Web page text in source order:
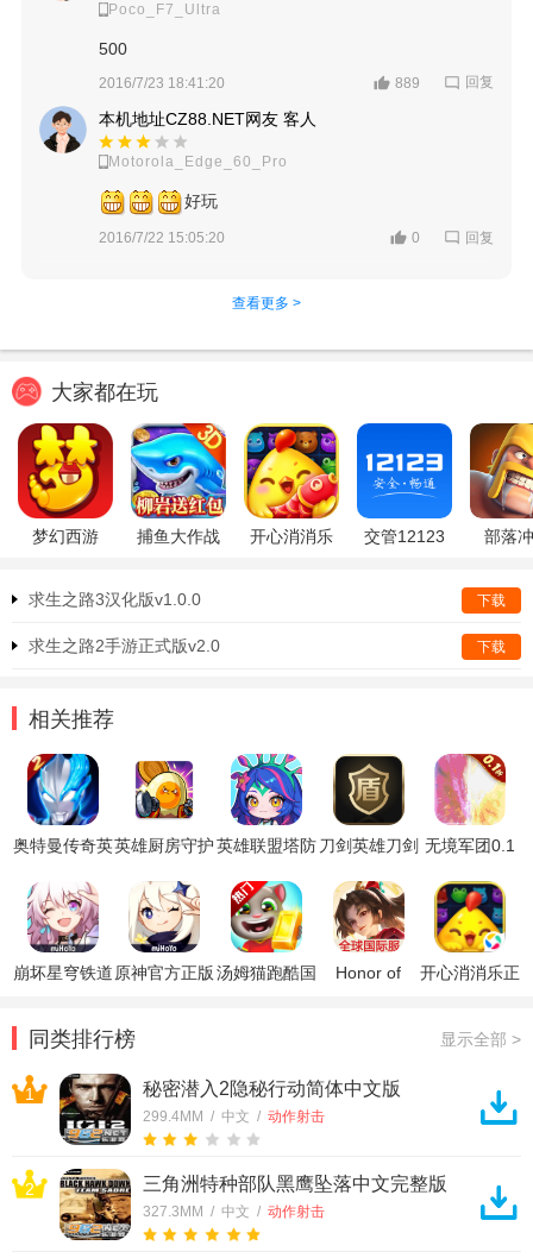
Poco_F7_Ultra
500
2016/7/23 18:41:20 889 回复
本机地址CZ88.NET网友 客人
Motorola_Edge_60_Pro
好玩
2016/7/22 15:05:20 0 回复
查看更多 >
大家都在玩
梦幻西游 捕鱼大作战 开心消消乐 交管12123 部落
求生之路3汉化版v1.0.0 下载
求生之路2手游正式版v2.0 下载
相关推荐
奥特曼传奇英英雄厨房守护英雄联盟塔防刀剑英雄刀剑 无境军团0.1
正式版
崩坏星穹铁道 原神官方正版汤姆猫跑酷国
Honor of
开心消消乐正
同类排行榜 显示全部 >
1 秘密潜入2隐秘行动简体中文版
299.4MM / 中文 / 动作射击
2 三角洲特种部队黑鹰坠落中文完整版
327.3MM / 中文 / 动作射击